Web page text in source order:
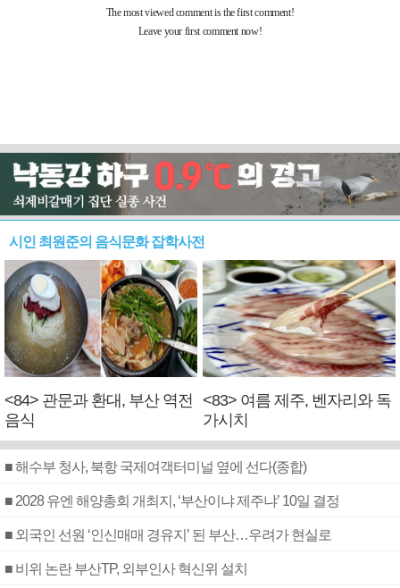
시인 최원준의 음식문화 잡학사전
<84> 관문과 환대, 부산 역전
음식
<83> 여름 제주, 벤자리와 독
가시치
■ 해수부 청사, 북항 국제여객터미널 옆에 선다(종합)
■ 2028 유엔 해양총회 개최지, ‘부산이냐 제주냐’ 10일 결정
■ 외국인 선원 ‘인신매매 경유지’ 된 부산…우려가 현실로
■ 비위 논란 부산TP, 외부인사 혁신위 설치